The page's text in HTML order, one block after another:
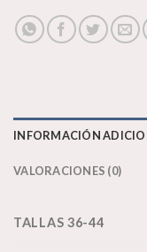
INFORMACIÓN
VALORACIONES (0)
TALLAS 36-44